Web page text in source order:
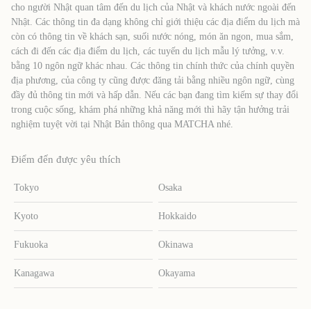
cho người Nhật quan tâm đến du lịch của Nhật và khách nước ngoài đến
Nhật. Các thông tin đa dạng không chỉ giới thiệu các địa điểm du lịch mà
còn có thông tin về khách sạn, suối nước nóng, món ăn ngon, mua sắm,
cách đi đến các địa điểm du lịch, các tuyến du lịch mẫu lý tưởng, v.v.
bằng 10 ngôn ngữ khác nhau. Các thông tin chính thức của chính quyền
địa phương, của công ty cũng được đăng tải bằng nhiều ngôn ngữ, cùng
đầy đủ thông tin mới và hấp dẫn. Nếu các bạn đang tìm kiếm sự thay đổi
trong cuộc sống, khám phá những khả năng mới thì hãy tận hưởng trải
nghiệm tuyệt vời tại Nhật Bản thông qua MATCHA nhé.
Điểm đến được yêu thích
Tokyo Osaka
Kyoto Hokkaido
Fukuoka Okinawa
Kanagawa Okayama